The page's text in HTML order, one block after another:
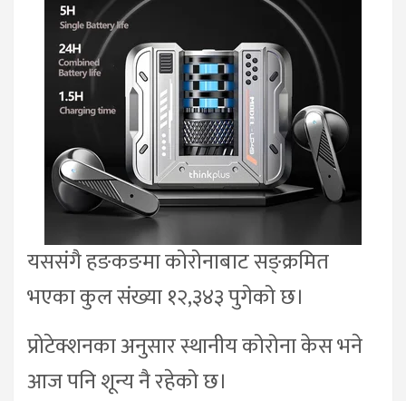
यससंगै हङकङमा कोरोनाबाट सङ्क्रमित
भएका कुल संख्या १२,३४३ पुगेको छ।
प्रोटेक्शनका अनुसार स्थानीय कोरोना केस भने
आज पनि शून्य नै रहेको छ।